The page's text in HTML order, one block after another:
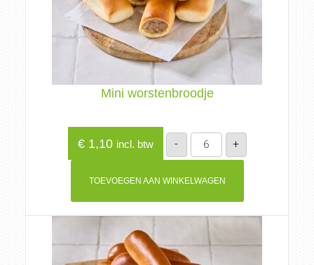
Mini worstenbroodje
€1,10 incl. btw -
Mini
worstenbroodje
aantal
+
TOEVOEGEN AAN WINKELWAGEN